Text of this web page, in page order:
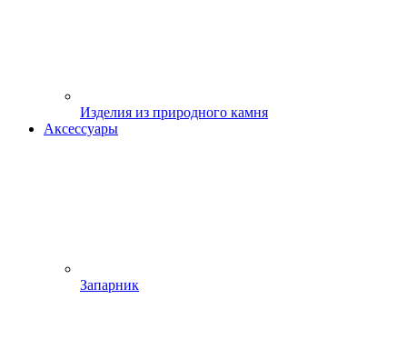
Изделия из природного камня
Аксессуары
Запарник